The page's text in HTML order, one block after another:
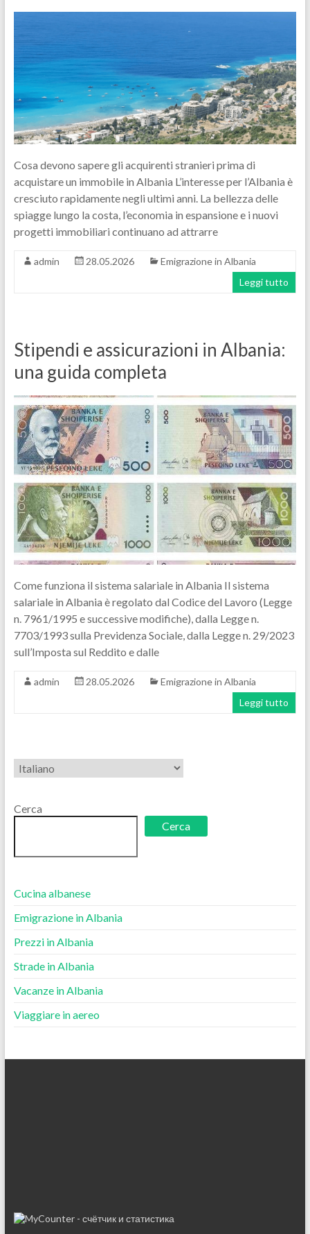
Cosa devono sapere gli acquirenti stranieri prima di
acquistare un immobile in Albania L’interesse per l’Albania è
cresciuto rapidamente negli ultimi anni. La bellezza delle
spiagge lungo la costa, l’economia in espansione e i nuovi
progetti immobiliari continuano ad attrarre
admin 28.05.2026
Emigrazione in Albania
Leggi tutto
Stipendi e assicurazioni in Albania:
una guida completa
Come funziona il sistema salariale in Albania Il sistema
salariale in Albania è regolato dal Codice del Lavoro (Legge
n. 7961/1995 e successive modifiche), dalla Legge n.
7703/1993 sulla Previdenza Sociale, dalla Legge n. 29/2023
sull’Imposta sul Reddito e dalle
admin 28.05.2026
Emigrazione in Albania
Leggi tutto
Scegli
una
Cerca
Cerca
Cucina albanese
Emigrazione in Albania
Prezzi in Albania
Strade in Albania
Vacanze in Albania
Viaggiare in aereo